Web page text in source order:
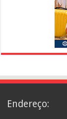
Endereço: